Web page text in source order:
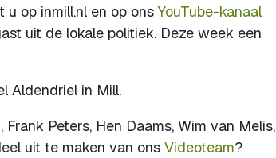
u op inmill.nl en op onsYouTube-kanaal
uit de lokale politiek. Deze week een
Aldendriel in Mill.
Peters, Hen Daams, Wim van Melis,
uit te maken van ons Videoteam?